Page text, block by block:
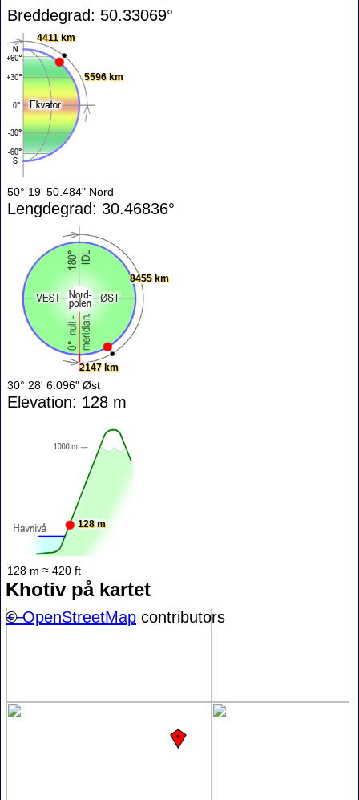
Breddegrad: 50.33069°
4411 km
5596 km
50° 19' 50.484" Nord
Lengdegrad: 30.46836°
2147 km
8455 km
30° 28' 6.096" Øst
Elevation: 128 m
128 m
128 m ≈ 420 ft
Khotiv på kartet
+−
©OpenStreetMap contributors